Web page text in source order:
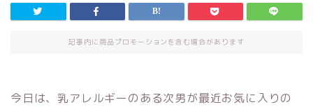
記事内に商品プロモーションを含む場合があります
今日は、乳アレルギーのある次男が最近お気に入りの